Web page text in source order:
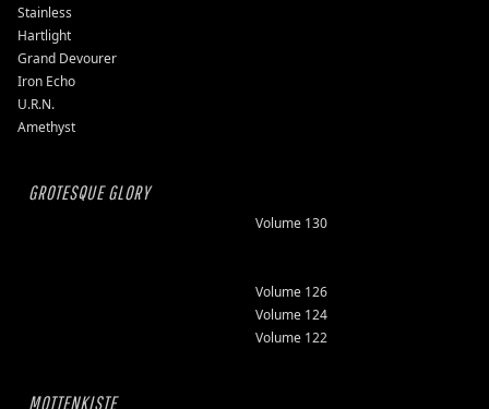
Stainless
Hartlight
Grand Devourer
Iron Echo
U.R.N.
Amethyst
GROTESQUE GLORY
Volume 130
Volume 126
Volume 124
Volume 122
MOTTENKISTE